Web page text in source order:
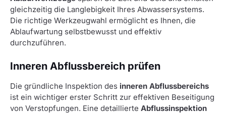
gleichzeitig die Langlebigkeit Ihres Abwassersystems.
Die richtige Werkzeugwahl ermöglicht es Ihnen, die
Ablaufwartung selbstbewusst und effektiv
durchzuführen.
Inneren Abflussbereich prüfen
Die gründliche Inspektion des inneren Abflussbereichs
ist ein wichtiger erster Schritt zur effektiven Beseitigung
von Verstopfungen. Eine detaillierte Abflussinspektion